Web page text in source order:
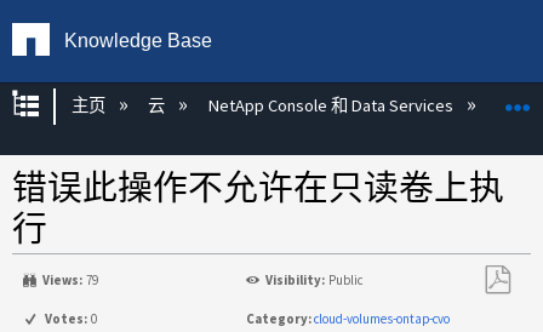
Knowledge Base
扩展/隐缩全局层次
主页 云 NetApp Console 和 Data Services
错误此操作不允许在只读卷上执
行
Views: 79 Visibility: Public
Votes: 0 Category:cloud-volumes-ontap-cvo